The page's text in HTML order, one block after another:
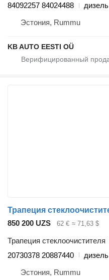
84092257 84024488
дизель
Эстония, Rummu
KB AUTO EESTI OÜ
850 200 UZS 62 € ≈ 71,63 $
Трапеция стеклоочистителя
20730378 20887440
дизель
Эстония, Rummu